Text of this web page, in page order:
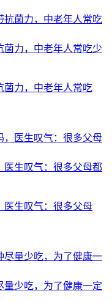
菌力，中老年人常吃少
菌力，中老年人常吃
医生叹气：很多父母都
医生叹气：很多父母
量少吃，为了健康一定